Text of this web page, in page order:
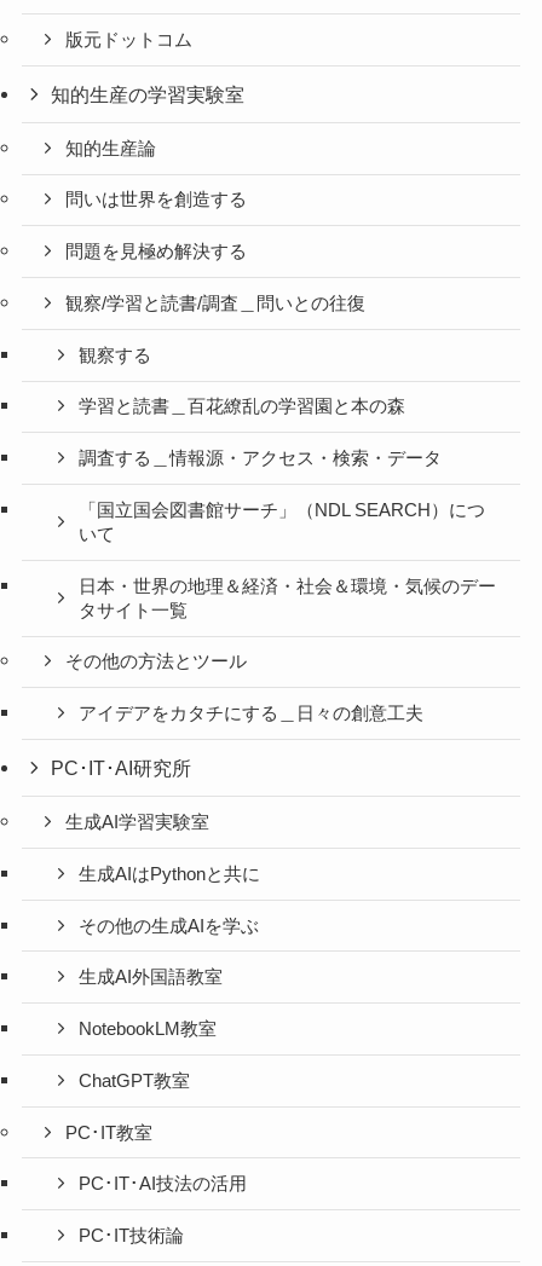
版元ドットコム
知的生産の学習実験室
知的生産論
問いは世界を創造する
問題を見極め解決する
観察/学習と読書/調査＿問いとの往復
観察する
学習と読書＿百花繚乱の学習園と本の森
調査する＿情報源・アクセス・検索・データ
「国立国会図書館サーチ」（NDL SEARCH）につ
いて
日本・世界の地理＆経済・社会＆環境・気候のデー
タサイト一覧
その他の方法とツール
アイデアをカタチにする＿日々の創意工夫
PC･IT･AI研究所
生成AI学習実験室
生成AIはPythonと共に
その他の生成AIを学ぶ
生成AI外国語教室
NotebookLM教室
ChatGPT教室
PC･IT教室
PC･IT･AI技法の活用
PC･IT技術論